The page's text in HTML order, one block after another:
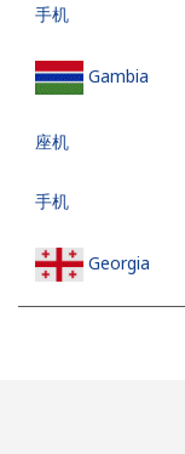
手机
Gambia
座机
手机
Georgia